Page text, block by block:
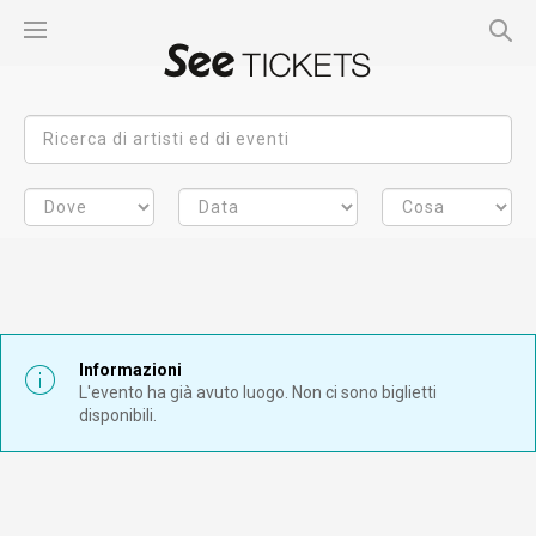
Informazioni
L'evento ha già avuto luogo. Non ci sono biglietti
disponibili.